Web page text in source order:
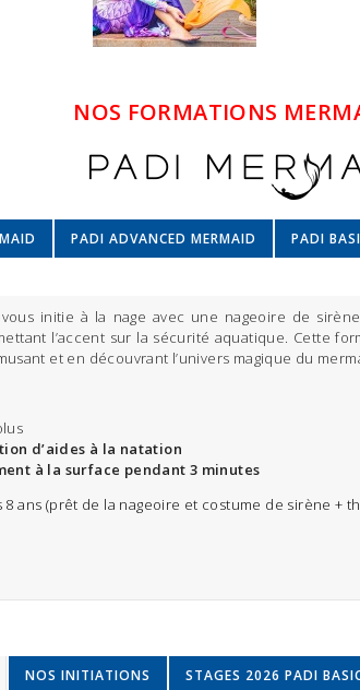
NOS FORMATIONS
PADI ADVANCED MERMAID PADI
vous initie à la nage avec une nageoire de
l’accent sur la sécurité aquatique. Cette
et en découvrant l’univers magique du
d’aides à la natation
à la surface pendant 3 minutes
ans (prêt de la nageoire et costume de sirène +
NOS INITIATIONS STAGES 2026 PADI